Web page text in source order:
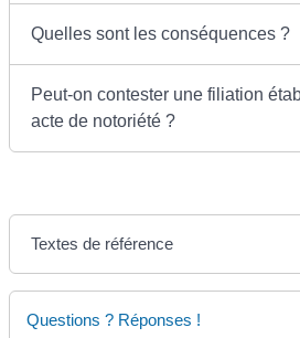
Quelles sont les conséquences ?
Peut-on contester une filiation
acte de notoriété ?
Textes de référence
Questions ? Réponses !